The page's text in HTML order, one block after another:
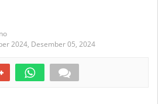
2024, Desember 05, 2024